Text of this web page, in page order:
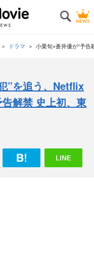
ドラマ 小栗旬×蒼井優が“予
”を追う、Netflix
解禁 史上初、東